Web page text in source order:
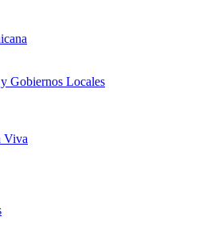
Gobiernos Locales
Viva